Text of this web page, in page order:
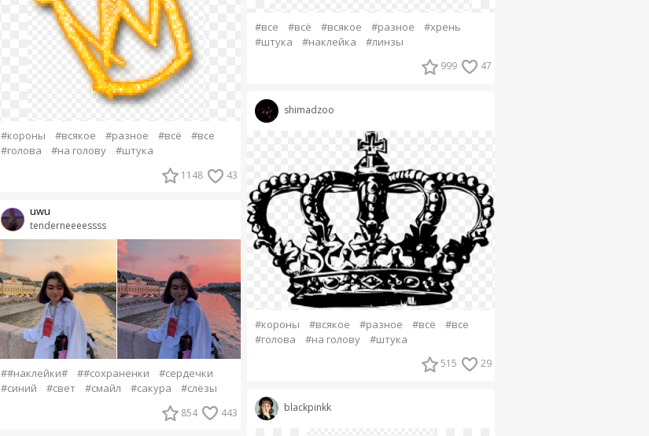
#короны #всякое #разное #всё
#все
#голова
#на голову #штука
1148 43
tenderneeeessss
uwu
##наклейки# ##сохраненки
#сердечки
#синий
#свет #смайл #сакура #слёзы
854 443
#все #всё #всякое #разное
#хрень
#штука
#наклейка #линзы
999 47
shimadzoo
#короны #всякое #разное #всё
#все
#голова
#на голову #штука
515 29
blackpinkk